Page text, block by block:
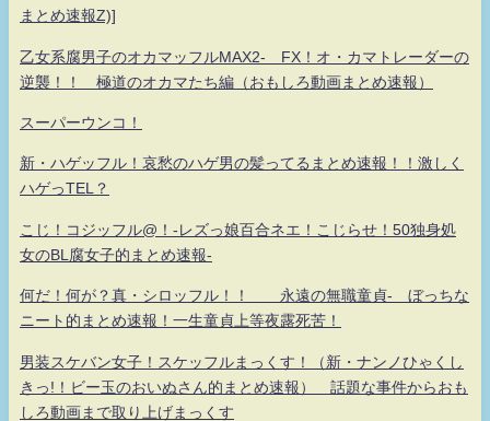
まとめ速報Z)]
乙女系腐男子のオカマッフルMAX2- FX！オ・カマトレーダーの
逆襲！！ 極道のオカマたち編（おもしろ動画まとめ速報）
スーパーウンコ！
新・ハゲッフル！哀愁のハゲ男の髪ってるまとめ速報！！激しく
ハゲっTEL？
こじ！コジッフル@！-レズっ娘百合ネエ！こじらせ！50独身処
女のBL腐女子的まとめ速報-
何だ！何が？真・シロッフル！！ 永遠の無職童貞- ぼっちな
ニート的まとめ速報！一生童貞上等夜露死苦！
男装スケバン女子！スケッフルまっくす！（新・ナンノひゃくし
きっ!！ビー玉のおいぬさん的まとめ速報） 話題な事件からおも
しろ動画まで取り上げまっくす